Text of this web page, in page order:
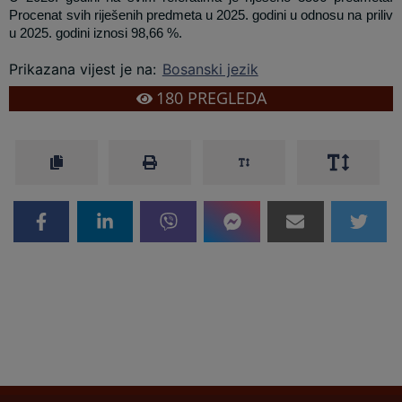
Procenat svih riješenih predmeta u 2025. godini u odnosu na priliv
u 2025. godini iznosi 98,66 %.
Prikazana vijest je na: Bosanski jezik
180PREGLEDA